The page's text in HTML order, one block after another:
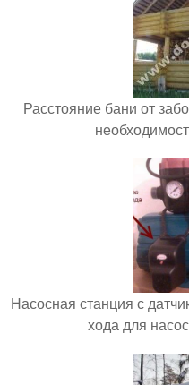
Расстояние бани от
Насосная станция с
хода для